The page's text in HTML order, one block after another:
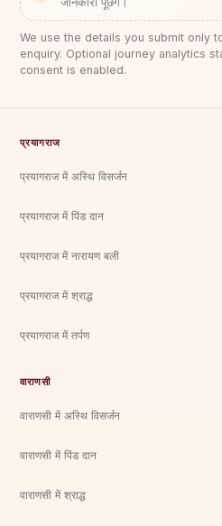
We use the details you submit only
enquiry. Optional journey analytics
consent is enabled.
प्रयागराज
प्रयागराज में अस्थि विसर्जन
प्रयागराज में पिंड दान
प्रयागराज में नारायण बली
प्रयागराज में श्राद्ध
प्रयागराज में तर्पण
वाराणसी
वाराणसी में अस्थि विसर्जन
वाराणसी में पिंड दान
वाराणसी में श्राद्ध